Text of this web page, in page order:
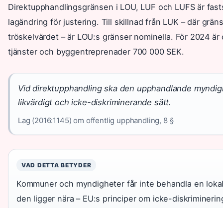
Direktupphandlingsgränsen i LOU, LUF och LUFS är
lagändring för justering. Till skillnad från LUK – där
tröskelvärdet – är LOU:s gränser nominella. För 2024
tjänster och byggentreprenader 700 000 SEK.
Vid direktupphandling ska den upphandlande
likvärdigt och icke-diskriminerande sätt.
Lag (2016:1145) om offentlig upphandling, 8 §
VAD DETTA BETYDER
Kommuner och myndigheter får inte behandla en
den ligger nära – EU:s principer om icke-